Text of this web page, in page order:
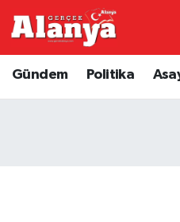
Gündem Politika
Genel
Trafik Durumu